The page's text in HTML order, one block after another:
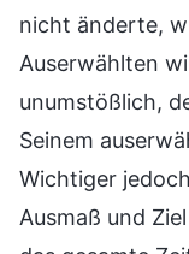
nicht änderte,
Auserwählten
unumstößlich,
Seinem
Wichtiger
Ausmaß und